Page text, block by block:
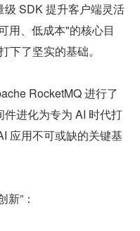
SDK 提升客户端灵活
用、低成本"的核心目
下了坚实的基础。
RocketMQ 进行了
进化为专为 AI 时代打
应用不可或缺的关键基
”：